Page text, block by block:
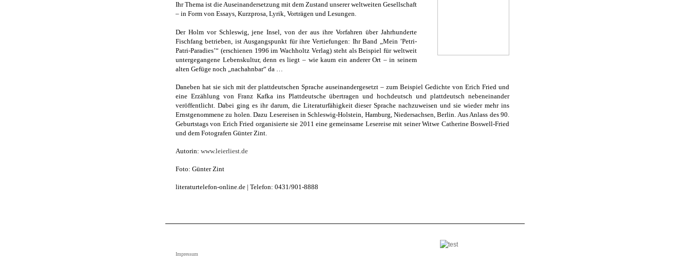
Ihr Thema ist die Auseinandersetzung mit dem Zustand unserer weltweiten Gesellschaft
– in Form von Essays, Kurzprosa, Lyrik, Vorträgen und Lesungen.
Der Holm vor Schleswig, jene Insel, von der aus ihre Vorfahren über Jahrhunderte
Fischfang betrieben, ist Ausgangspunkt für ihre Vertiefungen: Ihr Band „Mein ’Petri-
Patri-Paradies’“ (erschienen 1996 im Wachholtz Verlag) steht als Beispiel für weltweit
untergegangene Lebenskultur, denn es liegt – wie kaum ein anderer Ort – in seinem
alten Gefüge noch „nachahnbar“ da …
Daneben hat sie sich mit der plattdeutschen Sprache auseinandergesetzt – zum Beispiel Gedichte von Erich Fried und
eine Erzählung von Franz Kafka ins Plattdeutsche übertragen und hochdeutsch und plattdeutsch nebeneinander
veröffentlicht. Dabei ging es ihr darum, die Literaturfähigkeit dieser Sprache nachzuweisen und sie wieder mehr ins
Ernstgenommene zu holen. Dazu Lesereisen in Schleswig-Holstein, Hamburg, Niedersachsen, Berlin. Aus Anlass des 90.
Geburtstags von Erich Fried organisierte sie 2011 eine gemeinsame Lesereise mit seiner Witwe Catherine Boswell-Fried
und dem Fotografen Günter Zint.
Autorin: www.leierliest.de
Foto: Günter Zint
literaturtelefon-online.de | Telefon: 0431/901-8888
Impressum